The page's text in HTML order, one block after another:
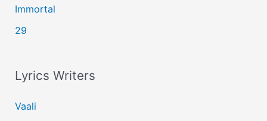
Immortal
29
Lyrics Writers
Vaali